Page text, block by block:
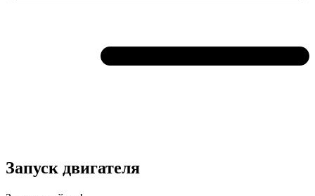
Запуск двигателя